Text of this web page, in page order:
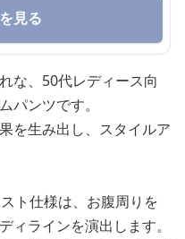
見る
な、50代レディース向
パンツです。
を生み出し、スタイルア
ト仕様は、お腹周りを
ィラインを演出します。